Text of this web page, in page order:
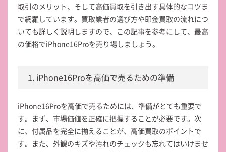
取引のメリット、そして高価買取を引き出す具体的なコツま
で網羅しています。買取業者の選び方や即金買取の流れにつ
いても詳しく説明しますので、この記事を参考にして、最高
の価格でiPhone16Proを売り場しましょう。
1. iPhone16Proを高価で売るための準備
iPhone16Proを高価で売るためには、準備がとても重要で
す。まず、市場価値を正確に把握することが必要です。次
に、付属品を完全に揃えることが、高価買取のポイントで
す。また、外観のキズや汚れのチェックも忘れてはいけませ